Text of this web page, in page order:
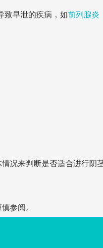
致早泄的疾病，如前列腺炎
况来判断是否适合进行阴
参阅。